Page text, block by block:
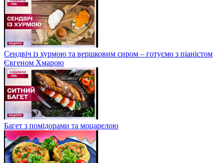
Сендвіч із хурмою та вершковим сиром – готуємо з піаністом
Євгеном Хмарою
Багет з помідорами та моцарелою